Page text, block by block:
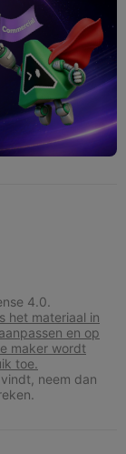
4.0.
het materiaal in
en op
maker wordt
toe.
neem dan